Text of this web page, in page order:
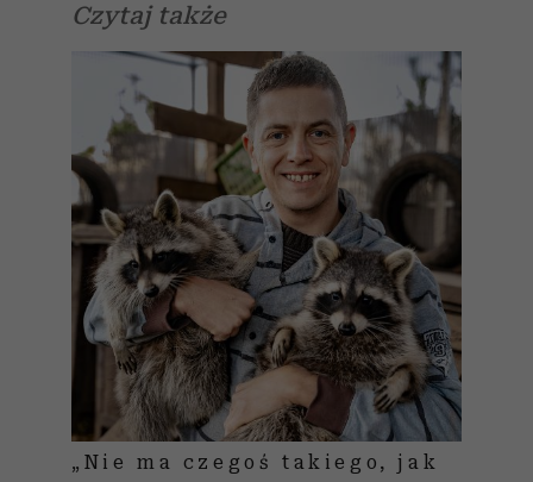
Czytaj także
„Nie ma czegoś takiego, jak